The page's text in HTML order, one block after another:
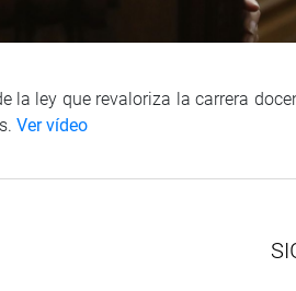
la ley que revaloriza la carrera
Ver vídeo